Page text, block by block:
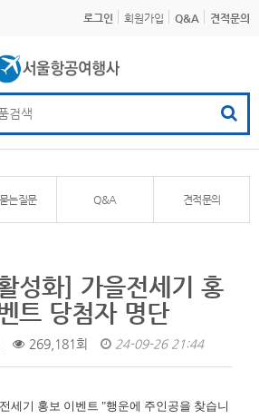
로그인 회원가입 Q&A 견적문의
는질문 Q&A 견적문의
성화] 가을전세기 홍
트 당첨자 명단
269,181회 24-09-26 21:44
세기 홍보 이벤트 "행운에 주인공을 찾습니